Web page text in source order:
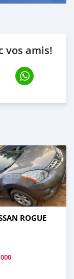
vos amis!
ROGUE